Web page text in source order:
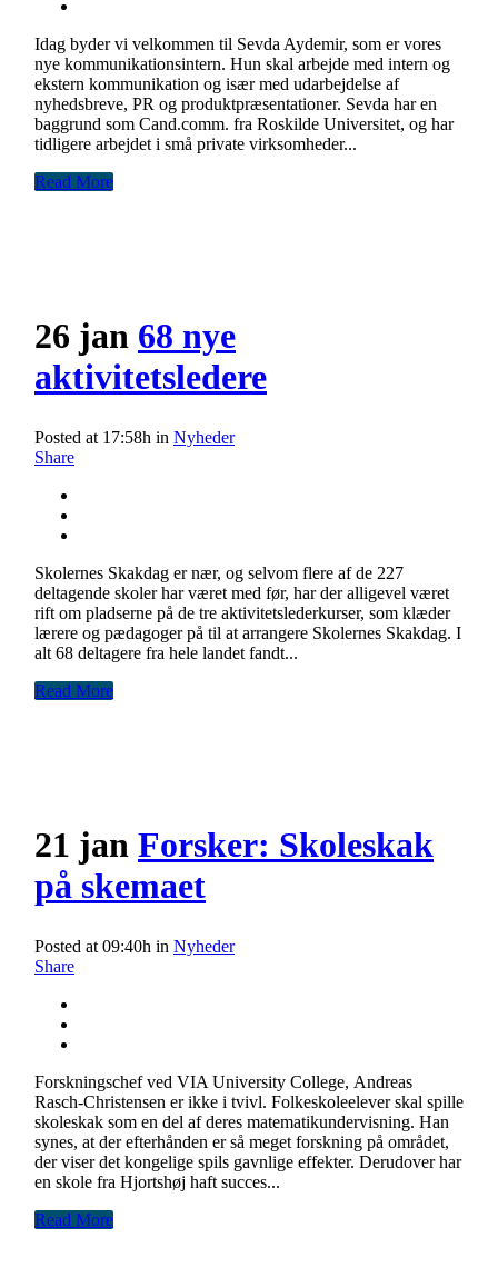
Idag byder vi velkommen til Sevda Aydemir, som er vores
nye kommunikationsintern. Hun skal arbejde med intern og
ekstern kommunikation og især med udarbejdelse af
nyhedsbreve, PR og produktpræsentationer. Sevda har en
baggrund som Cand.comm. fra Roskilde Universitet, og har
tidligere arbejdet i små private virksomheder...
Read More
26 jan 68 nye
aktivitetsledere
Posted at 17:58h in Nyheder
Share
Skolernes Skakdag er nær, og selvom flere af de 227
deltagende skoler har været med før, har der alligevel været
rift om pladserne på de tre aktivitetslederkurser, som klæder
lærere og pædagoger på til at arrangere Skolernes Skakdag. I
alt 68 deltagere fra hele landet fandt...
Read More
21 jan Forsker: Skoleskak
på skemaet
Posted at 09:40h in Nyheder
Share
Forskningschef ved VIA University College, Andreas
Rasch-Christensen er ikke i tvivl. Folkeskoleelever skal spille
skoleskak som en del af deres matematikundervisning. Han
synes, at der efterhånden er så meget forskning på området,
der viser det kongelige spils gavnlige effekter. Derudover har
en skole fra Hjortshøj haft succes...
Read More